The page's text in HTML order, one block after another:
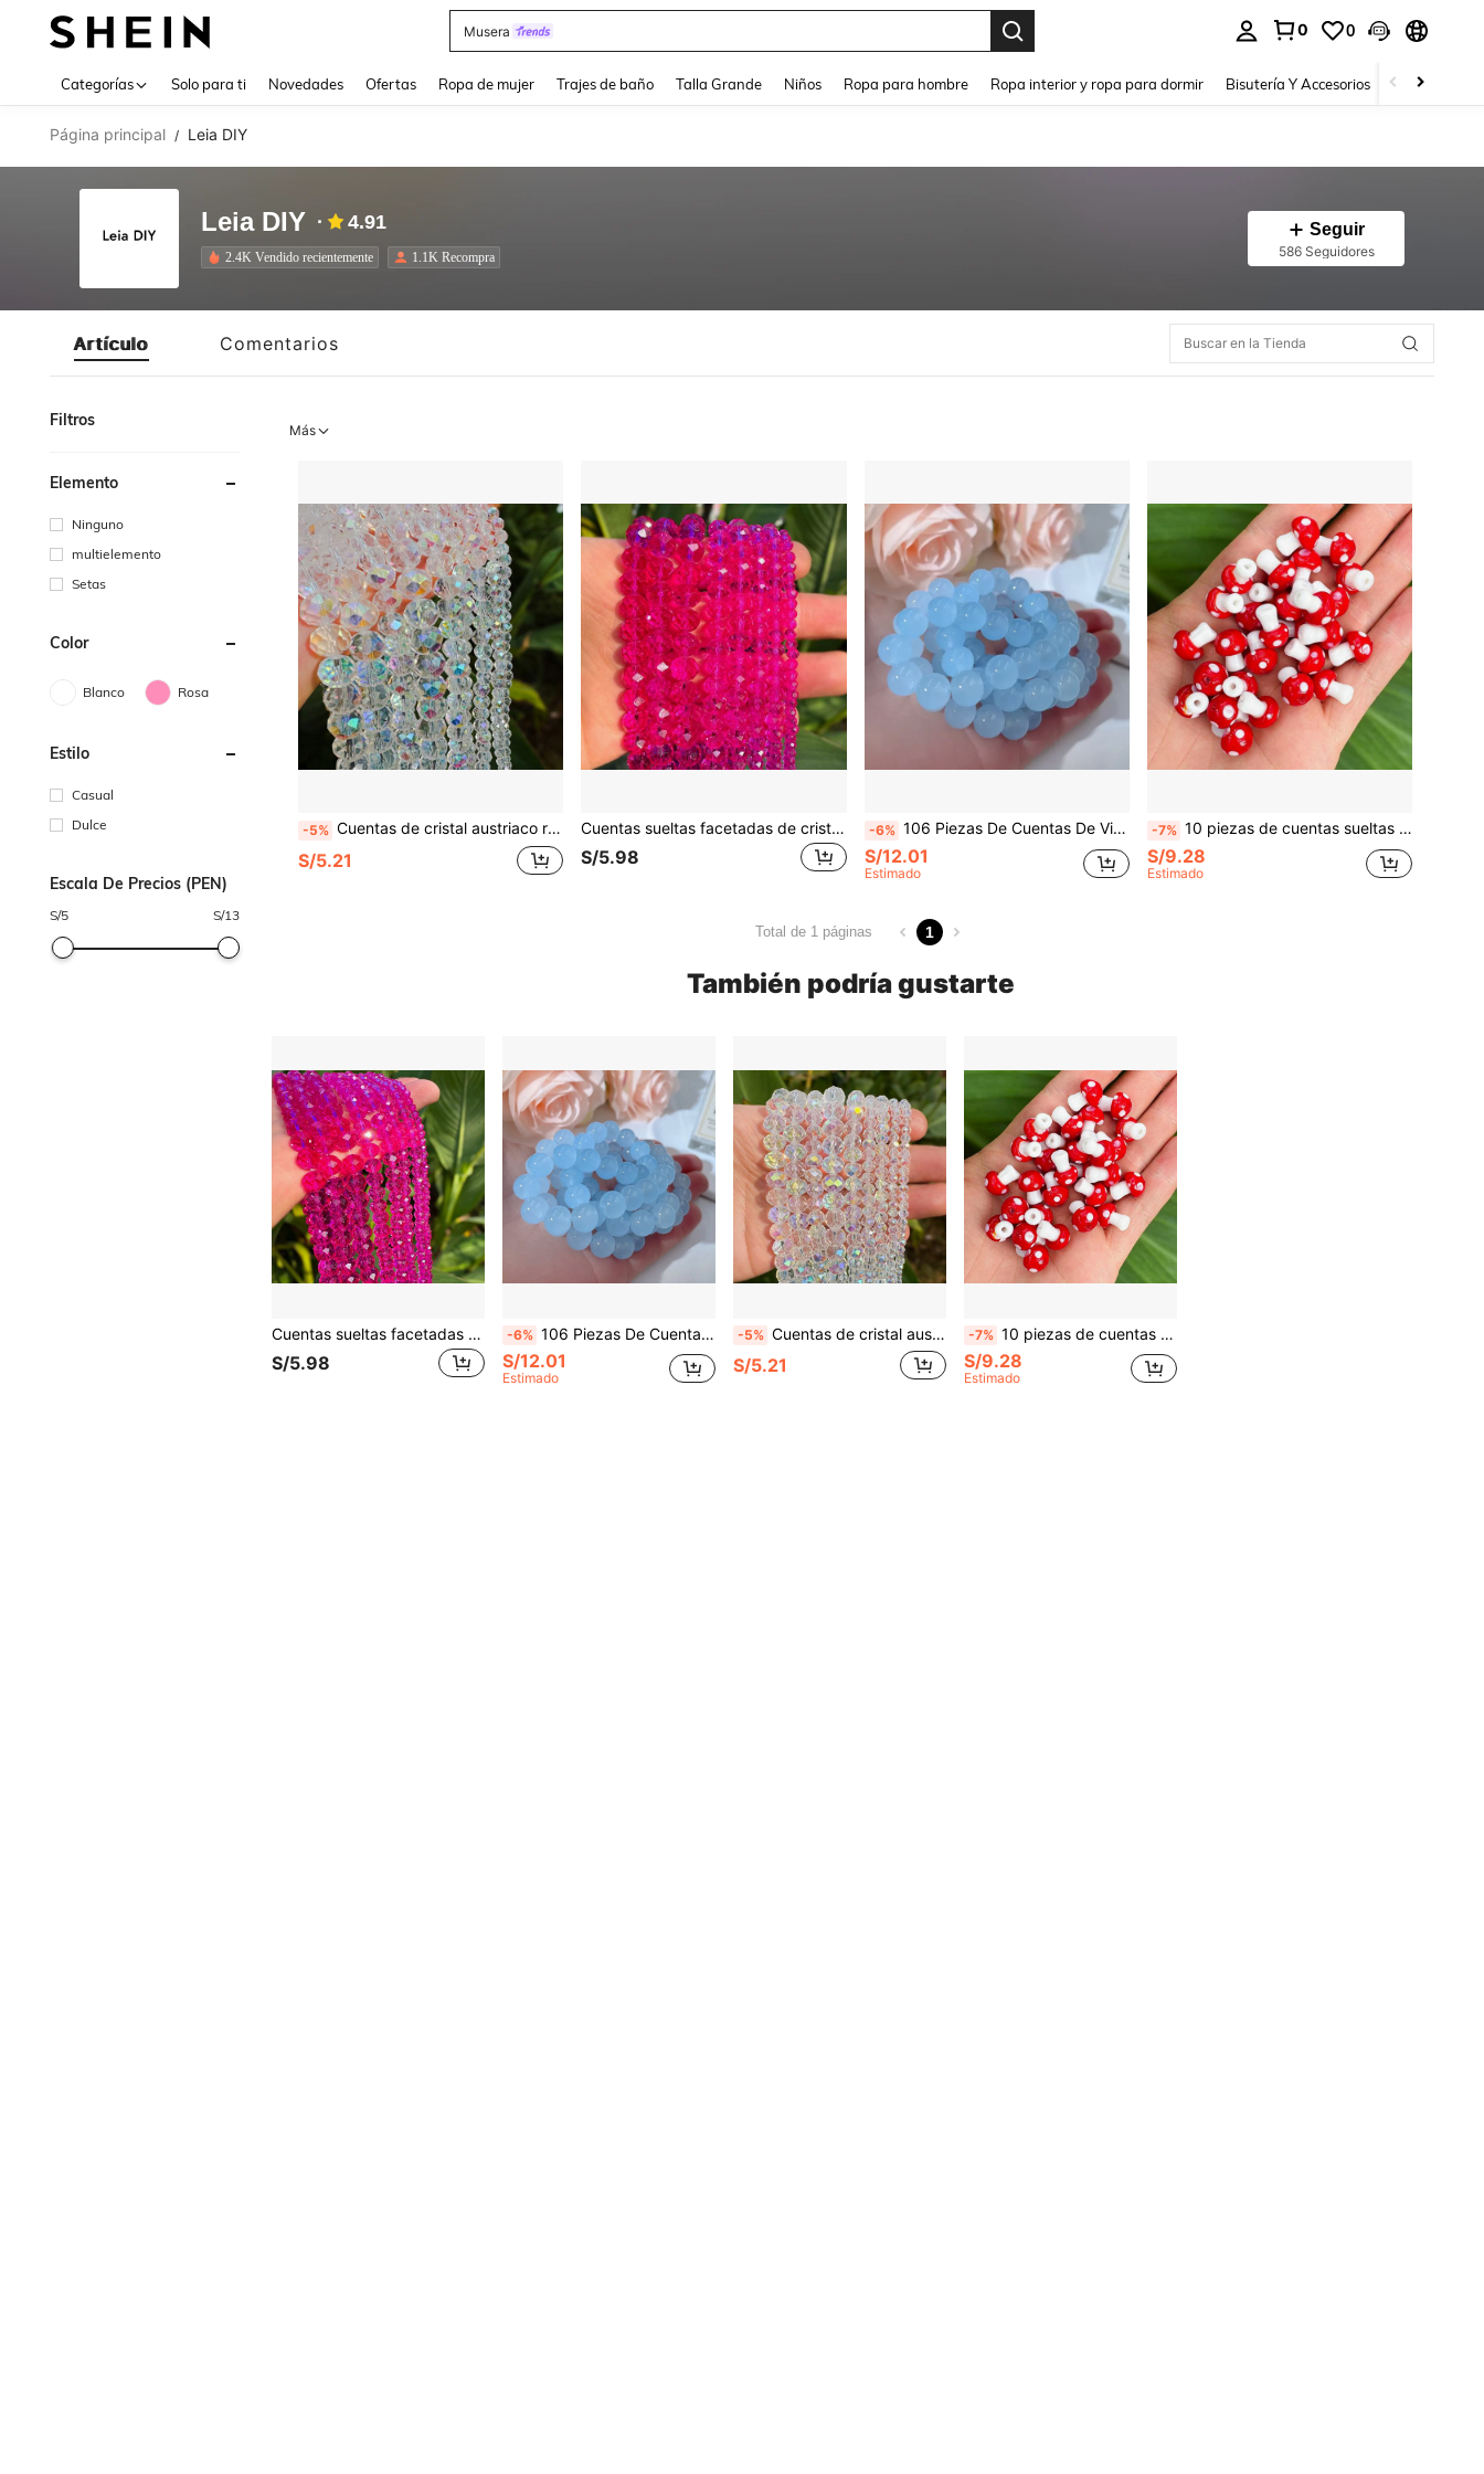
Musera
0 0
Categorías Solo para ti Novedades Ofertas Ropa de mujer Trajes de baño Talla Grande Niños Ropa para hombre Ropa interior y ropa para dormir Bisutería Y Accesorios Zapatos
Página principal / Leia DIY
Leia DIY 4.91
2.4K Vendido recientemente 1.1K Recompra
Seguir
586 Seguidores
Artículo Comentarios
Filtros
Elemento
Ninguno
multielemento
Setas
Color
Blanco Rosa
Estilo
Casual
Dulce
Escala De Precios (PEN)
S/5 S/13
Más
-5% Cuentas de cristal austriaco redondo transparente AB blanco, cuentas de vidrio facetadas, cuentas sueltas para accesorios de fabricación de joyas y pulseras DIY
S/5.21
Cuentas sueltas facetadas de cristal sintético rosas rojas de 4 mm a 10 mm de diámetro para hacer joyas DIY
S/5.98
-6% 106 Piezas De Cuentas De Vidrio Azul Claro De 8mm (0,315in) Con Agujero Recto, Accesorios Diy Para Hacer Joyas
S/12.01
Estimado
-7% 10 piezas de cuentas sueltas de vidrio de lámpara con diseño de champiñón rojo en polvo para la fabricación de joyas y manualidades DIY, accesorios de hallazgos para aretes, 10x13mm, 12x16mm
S/9.28
Estimado
Total de 1 páginas 1
También podría gustarte
Cuentas sueltas facetadas de cristal sintético rosas rojas de 4 mm a 10 mm de diámetro para hacer joyas DIY
S/5.98
-6% 106 Piezas De Cuentas De Vidrio Azul Claro De 8mm (0,315in) Con Agujero Recto, Accesorios Diy Para Hacer Joyas
S/12.01
Estimado
-5% Cuentas de cristal austriaco redondo transparente AB blanco, cuentas de vidrio facetadas, cuentas sueltas para accesorios de fabricación de joyas y pulseras DIY
S/5.21
-7% 10 piezas de cuentas sueltas de vidrio de lámpara con diseño de champiñón rojo en polvo para la fabricación de joyas y manualidades DIY, accesorios de hallazgos para aretes, 10x13mm, 12x16mm
S/9.28
Estimado